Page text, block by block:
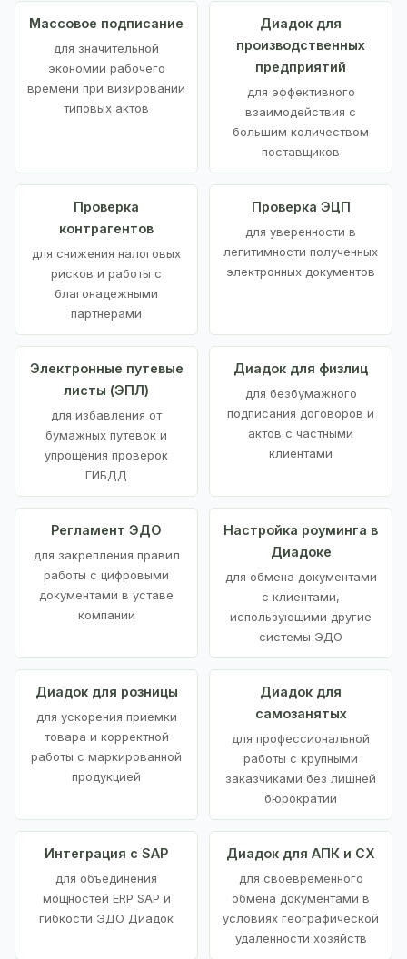
Массовое подписание
для значительной
экономии рабочего
времени при визировании
типовых актов
Диадок для
производственных
предприятий
для эффективного
взаимодействия с
большим количеством
поставщиков
Проверка
контрагентов
для снижения налоговых
рисков и работы с
благонадежными
партнерами
Проверка ЭЦП
для уверенности в
легитимности полученных
электронных документов
Электронные путевые
листы (ЭПЛ)
для избавления от
бумажных путевок и
упрощения проверок
ГИБДД
Диадок для физлиц
для безбумажного
подписания договоров и
актов с частными
клиентами
Регламент ЭДО
для закрепления правил
работы с цифровыми
документами в уставе
компании
Настройка роуминга в
Диадоке
для обмена документами
с клиентами,
использующими другие
системы ЭДО
Диадок для розницы
для ускорения приемки
товара и корректной
работы с маркированной
продукцией
Диадок для
самозанятых
для профессиональной
работы с крупными
заказчиками без лишней
бюрократии
Интеграция с SAP
для объединения
мощностей ERP SAP и
гибкости ЭДО Диадок
Диадок для АПК и СХ
для своевременного
обмена документами в
условиях географической
удаленности хозяйств